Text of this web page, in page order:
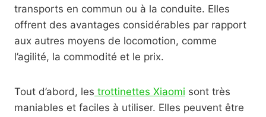
transports en commun ou à la conduite. Elles
offrent des avantages considérables par rapport
aux autres moyens de locomotion, comme
l’agilité, la commodité et le prix.
Tout d’abord, les trottinettes Xiaomi sont très
maniables et faciles à utiliser. Elles peuvent être